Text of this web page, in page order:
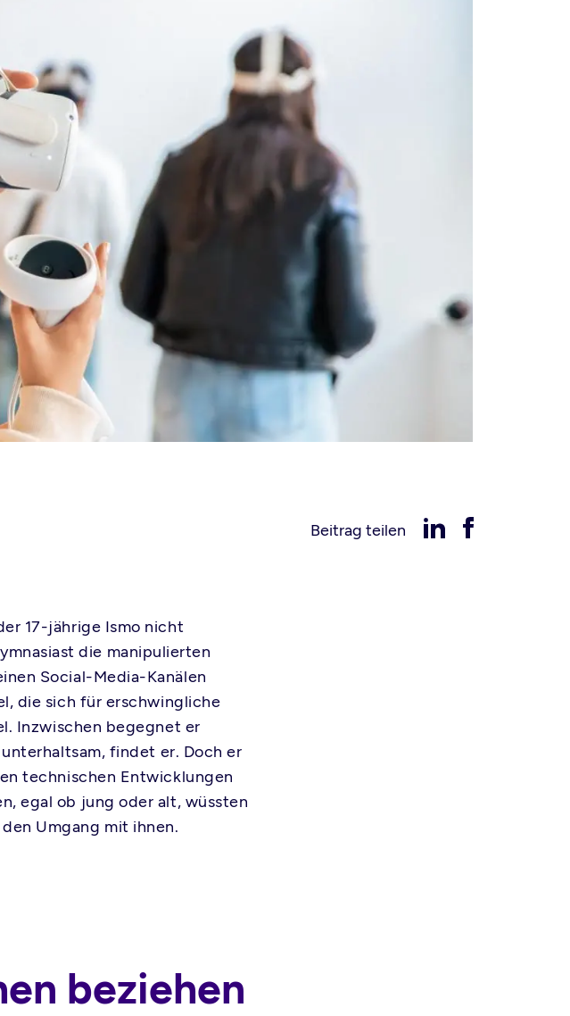
Beitrag teilen
17-jährige Ismo nicht
die manipulierten
Social-Media-Kanälen
die sich für erschwingliche
Inzwischen begegnet er
findet er. Doch er
technischen Entwicklungen
egal ob jung oder alt, wüssten
Umgang mit ihnen.
beziehen